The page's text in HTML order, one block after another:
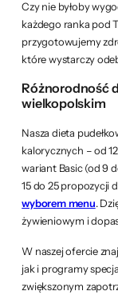
Czy nie byłoby
każdego ranka pod
przygotowujemy
które wystarczy
Różnorodność
wielkopolskim
Nasza dieta
kalorycznych – od
wariant Basic (od 9
15 do 25 propozycji
wyborem menu.
żywieniowym i
W naszej ofercie
jak i programy
zwiększonym